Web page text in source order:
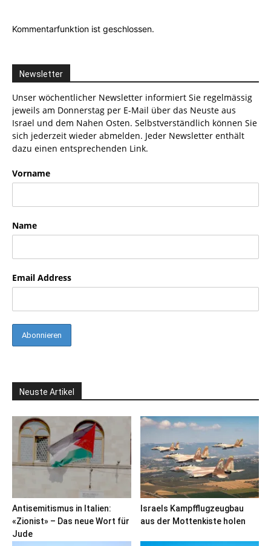
Kommentarfunktion ist geschlossen.
Newsletter
Unser wöchentlicher Newsletter informiert Sie regelmässig
jeweils am Donnerstag per E-Mail über das Neuste aus
Israel und dem Nahen Osten. Selbstverständlich können Sie
sich jederzeit wieder abmelden. Jeder Newsletter enthält
dazu einen entsprechenden Link.
Vorname
Name
Email Address
Neuste Artikel
Antisemitismus in Italien:
«Zionist» – Das neue Wort für
Jude
Israels Kampfflugzeugbau
aus der Mottenkiste holen